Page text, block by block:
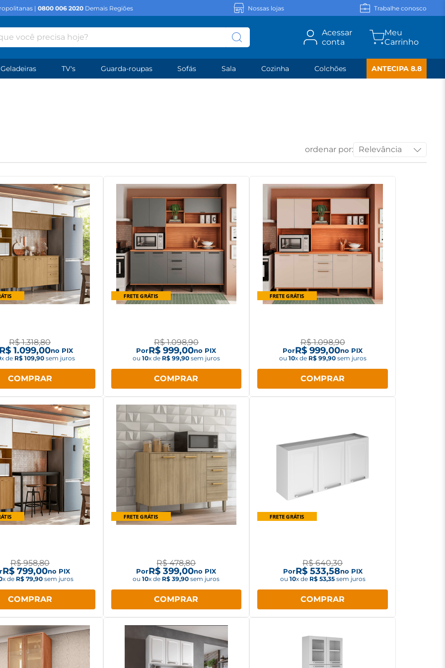
| 0800 006 2020 Demais Regiões Nossas lojas Trabalhe conosco
você precisa hoje?
Acessar
conta
Geladeiras TV's Guarda-roupas Sofás Sala Cozinha Colchões ANTECIPA 8.8
ordenar por: Relevância
R$ 1.318,80
R$ 1.099,00no PIX
x de R$ 109,90sem juros
COMPRAR
R$ 1.098,90
PorR$ 999,00no PIX
ou 10x de R$ 99,90sem juros
COMPRAR
R$ 1.098,90
PorR$ 999,00no PIX
ou 10x de R$ 99,90sem juros
COMPRAR
R$ 958,80
R$ 799,00no PIX
x de R$ 79,90sem juros
COMPRAR
R$ 478,80
PorR$ 399,00no PIX
ou10x de R$ 39,90 sem juros
COMPRAR
R$ 640,30
PorR$ 533,58no PIX
ou 10x de R$ 53,35sem juros
COMPRAR